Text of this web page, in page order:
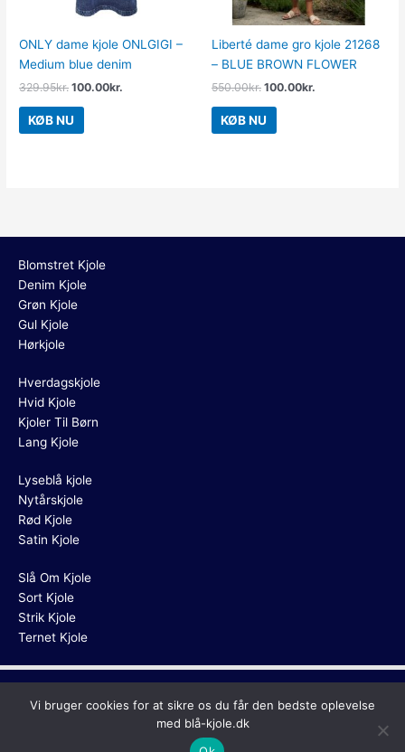
ONLY dame kjole ONLGIGI –
Medium blue denim
329.95kr. 100.00kr.
KØB NU
Liberté dame gro kjole 21268
– BLUE BROWN FLOWER
550.00kr. 100.00kr.
KØB NU
Blomstret Kjole
Denim Kjole
Grøn Kjole
Gul Kjole
Hørkjole
Hverdagskjole
Hvid Kjole
Kjoler Til Børn
Lang Kjole
Lyseblå kjole
Nytårskjole
Rød Kjole
Satin Kjole
Slå Om Kjole
Sort Kjole
Strik Kjole
Ternet Kjole
Copyright © 2026 Blå Kjole
Vi bruger cookies for at sikre os du får den bedste oplevelse
med blå-kjole.dk